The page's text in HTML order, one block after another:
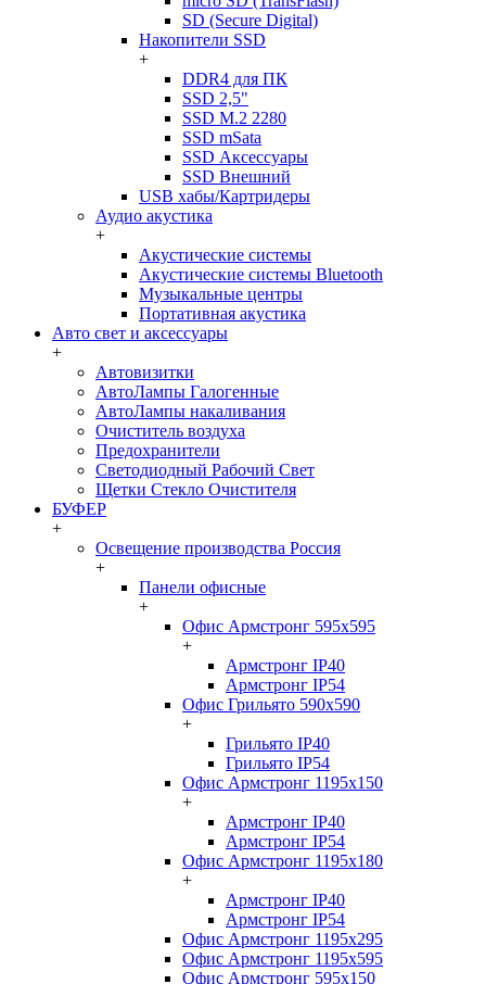
SD (Secure Digital)
Накопители SSD
+
DDR4 для ПК
SSD 2,5"
SSD M.2 2280
SSD mSata
SSD Аксессуары
SSD Внешний
USB хабы/Картридеры
Аудио акустика
+
Акустические системы
Акустические системы Bluetooth
Музыкальные центры
Портативная акустика
Авто свет и аксессуары
+
Автовизитки
АвтоЛампы Галогенные
АвтоЛампы накаливания
Очиститель воздуха
Предохранители
Светодиодный Рабочий Свет
Щетки Стекло Очистителя
БУФЕР
+
Освещение производства Россия
+
Панели офисные
+
Офис Армстронг 595x595
+
Армстронг IP40
Армстронг IP54
Офис Грильято 590x590
+
Грильято IP40
Грильято IP54
Офис Армстронг 1195x150
+
Армстронг IP40
Армстронг IP54
Офис Армстронг 1195x180
+
Армстронг IP40
Армстронг IP54
Офис Армстронг 1195x295
Офис Армстронг 1195x595
Офис Армстронг 595x150